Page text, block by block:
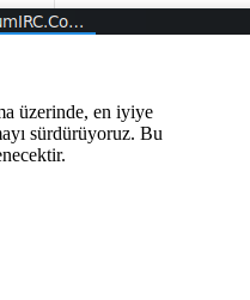
üzerinde, en iyiye
sürdürüyoruz. Bu